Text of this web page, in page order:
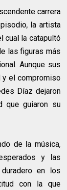
carrera
la artista
cual la catapultó
las figuras más
Aunque sus
y el compromiso
Díaz dejaron
que guiaron su
de la música,
y las
en los
con la que